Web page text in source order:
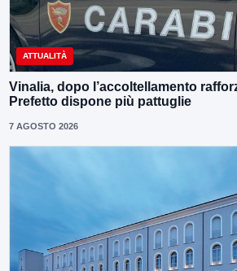
ATTUALITÀ
Vinalia, dopo l’accoltellamento
Prefetto dispone più pattuglie
7 AGOSTO 2026